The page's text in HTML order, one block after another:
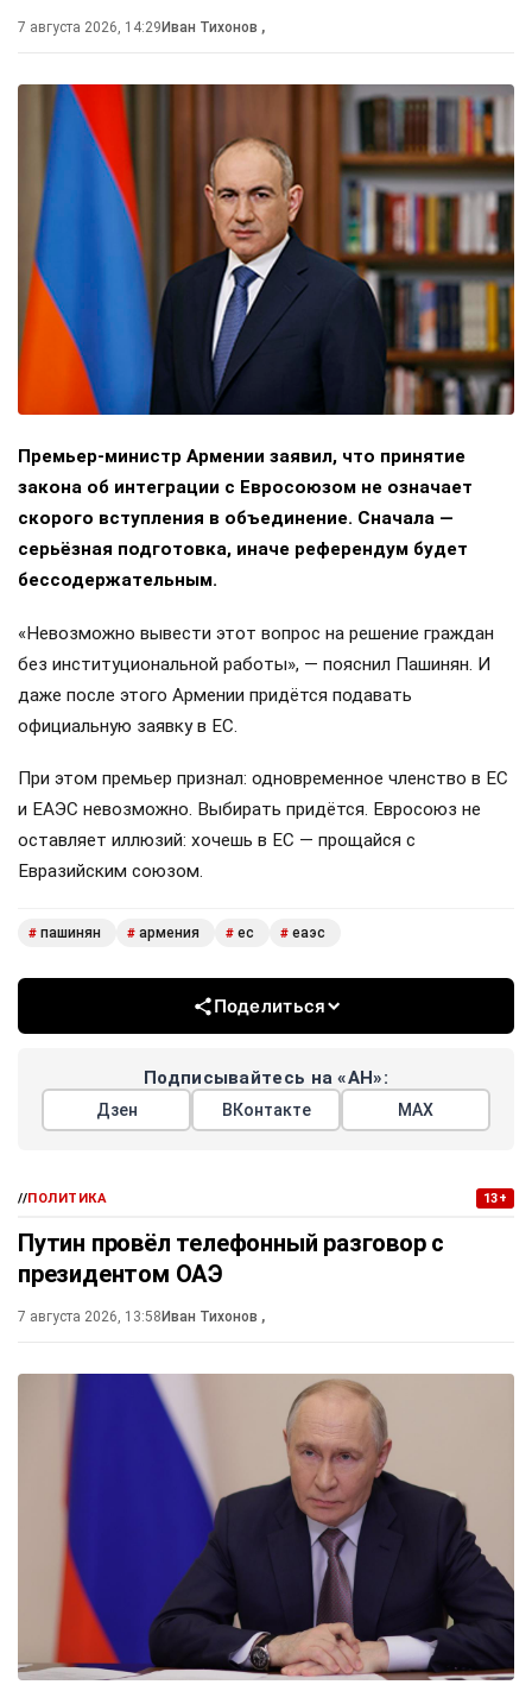
7 августа 2026, 14:29Иван Тихонов ,
Премьер-министр Армении заявил, что принятие
закона об интеграции с Евросоюзом не означает
скорого вступления в объединение. Сначала —
серьёзная подготовка, иначе референдум будет
бессодержательным.
«Невозможно вывести этот вопрос на решение граждан
без институциональной работы», — пояснил Пашинян. И
даже после этого Армении придётся подавать
официальную заявку в ЕС.
При этом премьер признал: одновременное членство в ЕС
и ЕАЭС невозможно. Выбирать придётся. Евросоюз не
оставляет иллюзий: хочешь в ЕС — прощайся с
Евразийским союзом.
# пашинян # армения # ес # еаэс
Поделиться
Подписывайтесь на «АН»:
Дзен ВКонтакте МАХ
//ПОЛИТИКА 13+
Путин провёл телефонный разговор с
президентом ОАЭ
7 августа 2026, 13:58 Иван Тихонов ,